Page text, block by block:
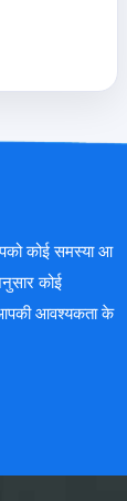
कोई समस्या आ
कोई
आवश्यकता के